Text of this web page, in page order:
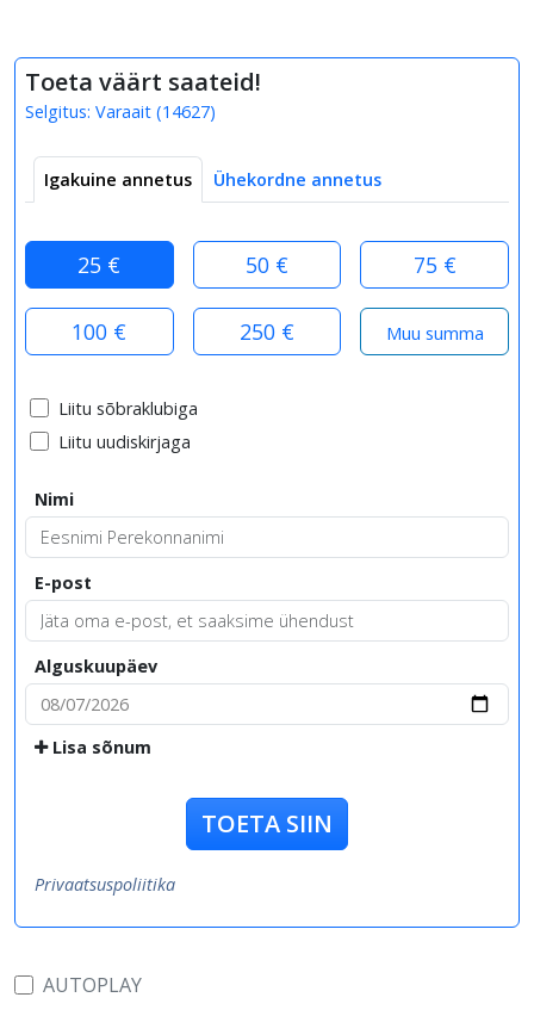
Toeta väärt saateid!
Selgitus: Varaait (14627)
Igakuine annetus Ühekordne annetus
25 € 50 € 75 €
100 € 250 €
Liitu sõbraklubiga
Liitu uudiskirjaga
Nimi
E-post
Alguskuupäev
Lisa sõnum
TOETA SIIN
Privaatsuspoliitika
AUTOPLAY